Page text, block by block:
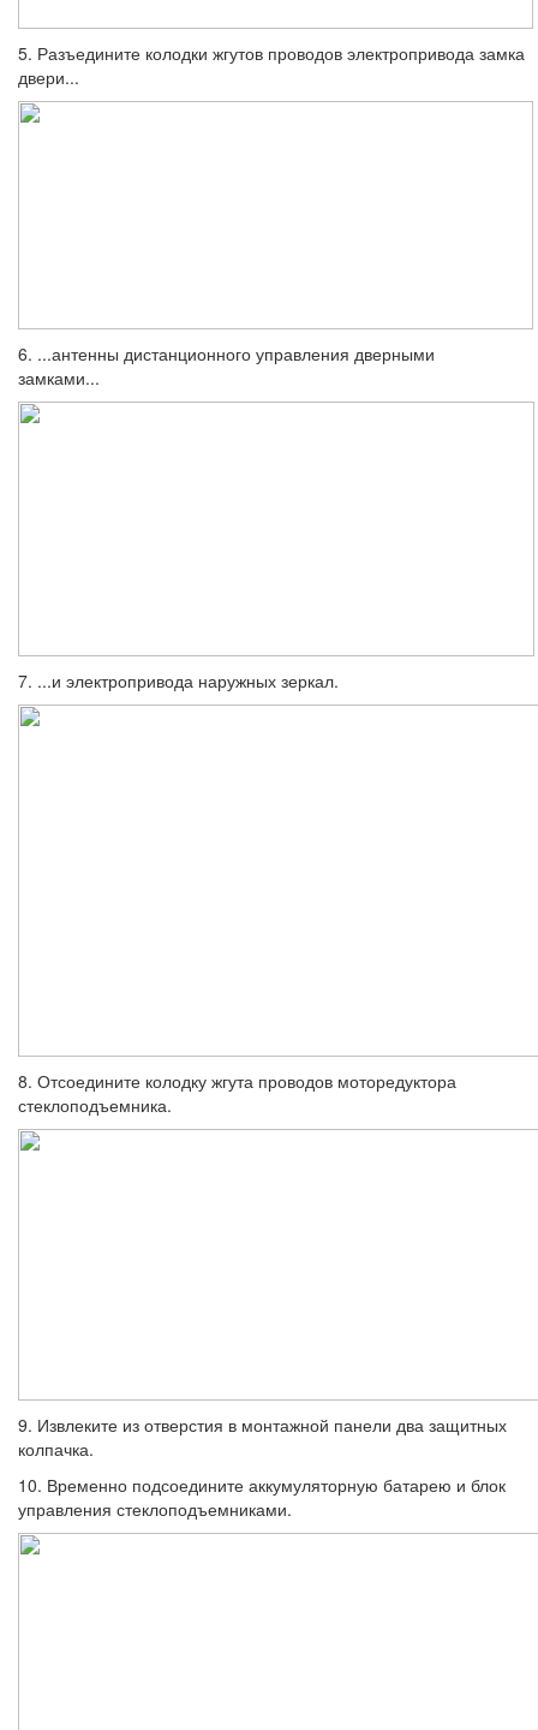
5. Разъедините колодки жгутов проводов электропривода замка
двери...
6. ...антенны дистанционного управления дверными
замками...
7. ...и электропривода наружных зеркал.
8. Отсоедините колодку жгута проводов моторедуктора
стеклоподъемника.
9. Извлеките из отверстия в монтажной панели два защитных
колпачка.
10. Временно подсоедините аккумуля­торную батарею и блок
управления стекло­подъемниками.